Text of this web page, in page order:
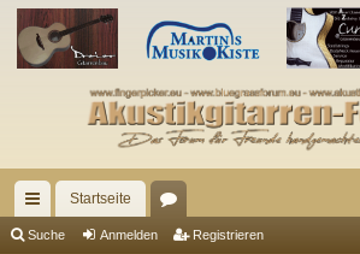
ch
Startseite
Suche Anmelden Registrieren